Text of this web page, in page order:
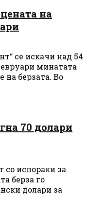
на
се искачи над 54
минатата
на берзата. Во
70 долари
со испораки за
берза го
долари за